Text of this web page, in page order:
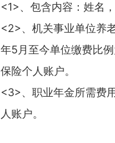
<1>、包含内容：姓名
<2>、机关事业单位养
年5月至今单位缴费比
保险个人账户。
<3>、职业年金所需费
人账户。